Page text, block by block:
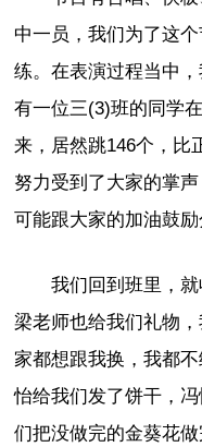
中一员，我们为了这
练。在表演过程当中
有一位三(3)班的同学
来，居然跳146个，比
努力受到了大家的掌
可能跟大家的加油鼓
我们回到班里，
梁老师也给我们礼物
家都想跟我换，我都
怡给我们发了饼干，
们把没做完的金葵花